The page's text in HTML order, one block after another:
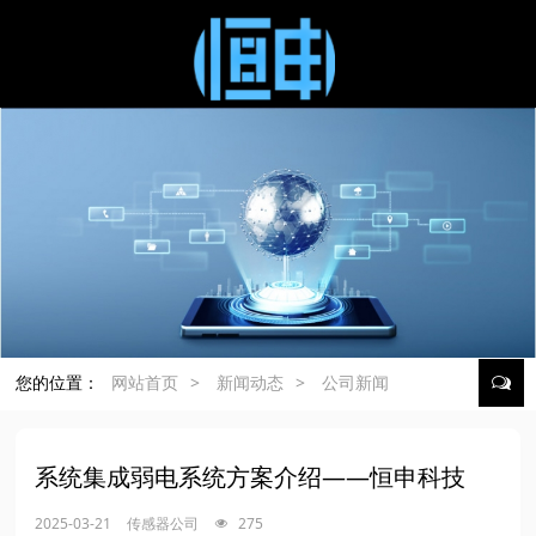
您的位置： 网站首页 > 新闻动态 > 公司新闻
系统集成弱电系统方案介绍——恒申科技
2025-03-21 传感器公司 275